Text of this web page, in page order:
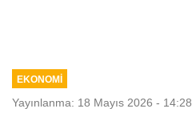
EKONOMİ
Yayınlanma: 18 Mayıs 2026 - 14:28